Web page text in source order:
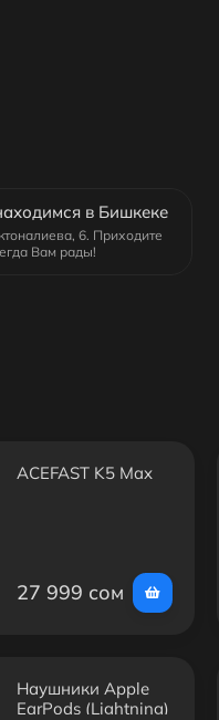
в Бишкеке
6. Приходите
Вам рады!
ACEFAST K5 Max
27 999 сом
Наушники Apple
EarPods (Lightning)